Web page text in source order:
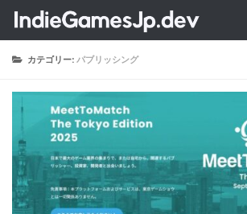
コンテンツへスキップ
カテゴリー:パブリッシング